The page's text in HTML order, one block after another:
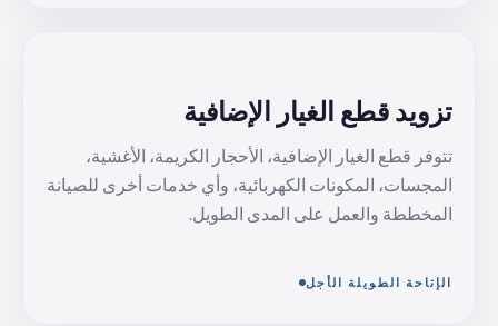
تزويد قطع الغيار الإضافية
تتوفر قطع الغيار الإضافية، الأحجار الكريمة، الأغشية،
المجسات، المكونات الكهربائية، وأي خدمات أخرى للصيانة
المخططة والعمل على المدى الطويل.
الإتاحة الطويلة الأجل